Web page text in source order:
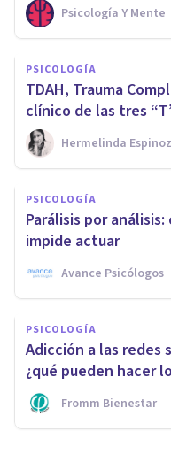
Psicología Y Mente
PSICOLOGÍA
TDAH, Trauma
clínico de las tres
Hermelinda
PSICOLOGÍA
Parálisis por
impide actuar
Avance Psicólogos
PSICOLOGÍA
Adicción a las redes
¿qué pueden hacer
Fromm Bienestar